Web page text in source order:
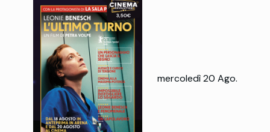
mercoledì 20 Ago.